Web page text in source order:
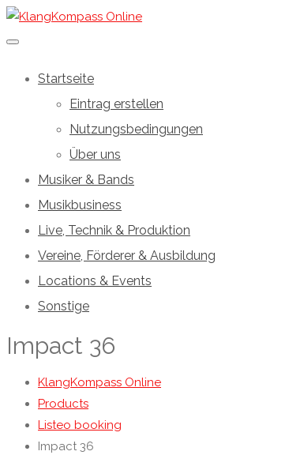
Startseite
Eintrag erstellen
Nutzungsbedingungen
Über uns
Musiker & Bands
Musikbusiness
Live, Technik & Produktion
Vereine, Förderer & Ausbildung
Locations & Events
Sonstige
Impact 36
KlangKompass Online
Products
Listeo booking
Impact 36